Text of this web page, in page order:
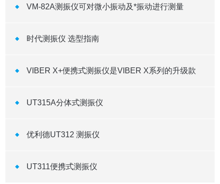
VM-82A测振仪可对微小振动及*振动进行测量
时代测振仪 选型指南
VIBER X+便携式测振仪是VIBER X系列的升级款
UT315A分体式测振仪
优利德UT312 测振仪
UT311便携式测振仪